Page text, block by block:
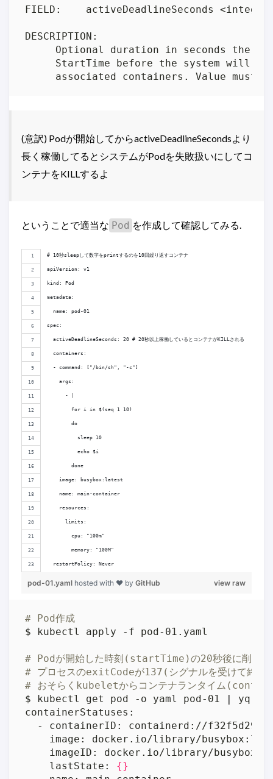
StartTime before the system will
associated containers. Value must
(意訳) Podが開始してからactiveDeadlineSecondsより
長く稼働してるとシステムがPodを失敗扱いにしてコ
ンテナをKILLするよ
ということで適当な Pod を作成して確認してみる.
# 10秒sleepして数字をprintするのを10回繰り返すコンテナ
apiVersion: v1
kind: Pod
metadata:
  name: pod-01
spec:
  activeDeadlineSeconds: 20 # 20秒以上稼働しているとコンテナがKILLされる
  containers:
  - command: ["/bin/sh", "-c"]
    args:
      - |
        for i in $(seq 1 10)
        do
          sleep 10
          echo $i
        done
    image: busybox:latest
    name: main-container
    resources:
      limits:
        cpu: "100m"
        memory: "100M"
  restartPolicy: Never
view raw
pod-01.yaml hosted with ❤ by GitHub
# Pod作成
# Podが開始した時刻(startTime)の20秒後に
# プロセスのexitCodeが137(シグナルを受けて終
# おそらくkubeletからコンテナランタイム
$ kubectl get pod -o yaml pod-01
|
yq -
    lastState:
{}